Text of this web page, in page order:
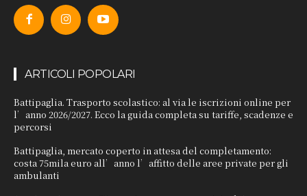
ARTICOLI POPOLARI
Battipaglia. Trasporto scolastico: al via le iscrizioni online per
l’anno 2026/2027. Ecco la guida completa su tariffe, scadenze e
percorsi
Battipaglia, mercato coperto in attesa del completamento:
costa 75mila euro all’anno l’affitto delle aree private per gli
ambulanti